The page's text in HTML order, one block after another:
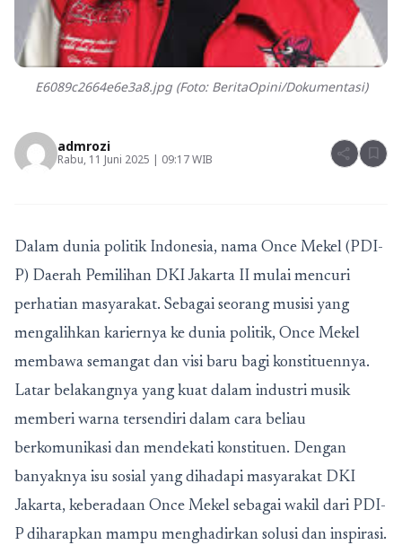
E6089c2664e6e3a8.jpg (Foto: BeritaOpini/Dokumentasi)
admrozi
Rabu, 11 Juni 2025 | 09:17 WIB share bookmark
Dalam dunia politik Indonesia, nama Once Mekel (PDI-
P) Daerah Pemilihan DKI Jakarta II mulai mencuri
perhatian masyarakat. Sebagai seorang musisi yang
mengalihkan kariernya ke dunia politik, Once Mekel
membawa semangat dan visi baru bagi konstituennya.
Latar belakangnya yang kuat dalam industri musik
memberi warna tersendiri dalam cara beliau
berkomunikasi dan mendekati konstituen. Dengan
banyaknya isu sosial yang dihadapi masyarakat DKI
Jakarta, keberadaan Once Mekel sebagai wakil dari PDI-
P diharapkan mampu menghadirkan solusi dan inspirasi.